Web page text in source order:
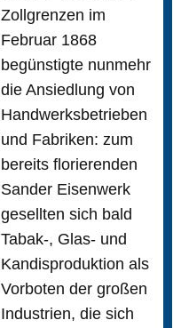
Zollgrenzen im
Februar 1868
begünstigte nunmehr
die Ansiedlung von
Handwerksbetrieben
und Fabriken: zum
bereits florierenden
Sander Eisenwerk
gesellten sich bald
Tabak-, Glas- und
Kandisproduktion als
Vorboten der großen
Industrien, die sich